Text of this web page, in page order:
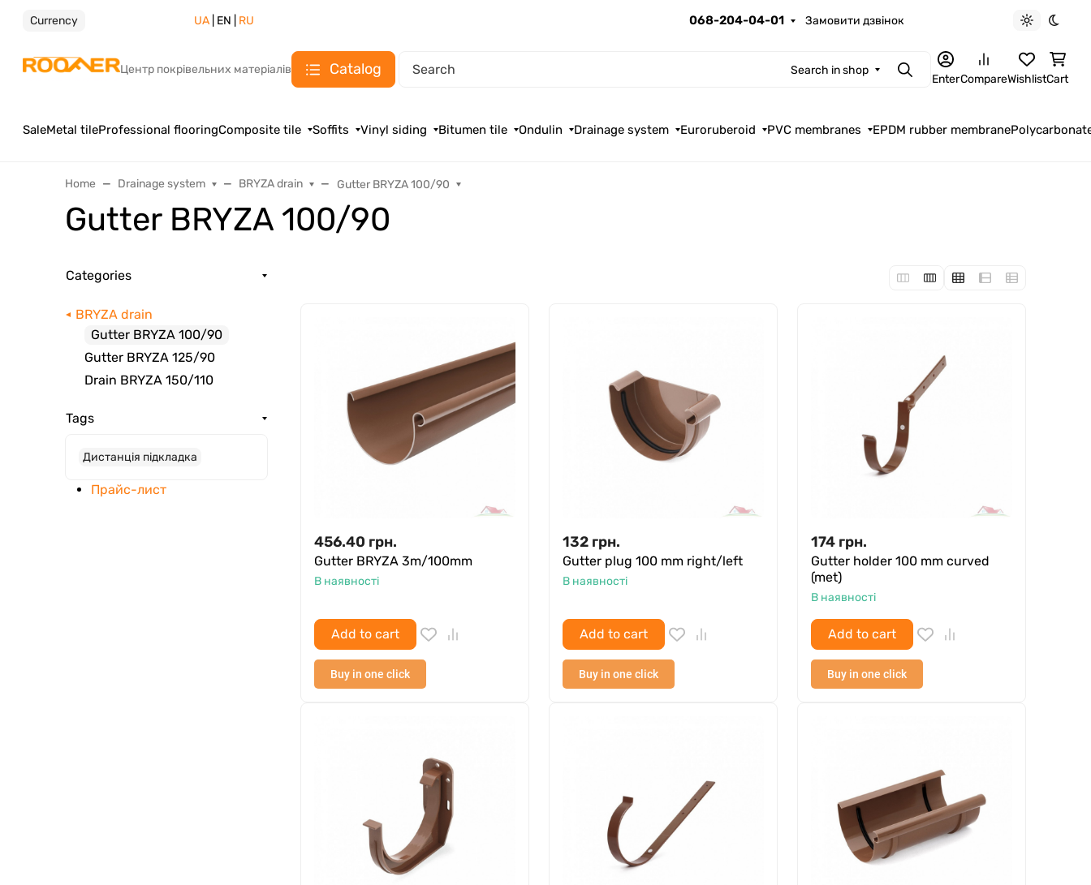
Currency UA| EN | RU 068-204-04-01 Замовити дзвінок
Light theme
Dark
Центр покрівельних матеріалів Catalog Search in shop SearchEnterCompareWishlistCart
SaleMetal tileProfessional flooringComposite tile Soffits Vinyl siding Bitumen tile Ondulin Drainage system Euroruberoid PVC membranes EPDM rubber membrane
Home Drainage system BRYZA drain Gutter BRYZA 100/90
Gutter BRYZA 100/90
Categories
BRYZA drain
Gutter BRYZA 100/90
Gutter BRYZA 125/90
Drain BRYZA 150/110
Tags
Дистанція підкладка
Прайс-лист
456.40 грн.
Gutter BRYZA 3m/100mm
В наявності
Add to cart
Buy in one click
132 грн.
Gutter plug 100 mm right/left
В наявності
Add to cart
Buy in one click
174 грн.
Gutter holder 100 mm curved
(met)
В наявності
Add to cart
Buy in one click